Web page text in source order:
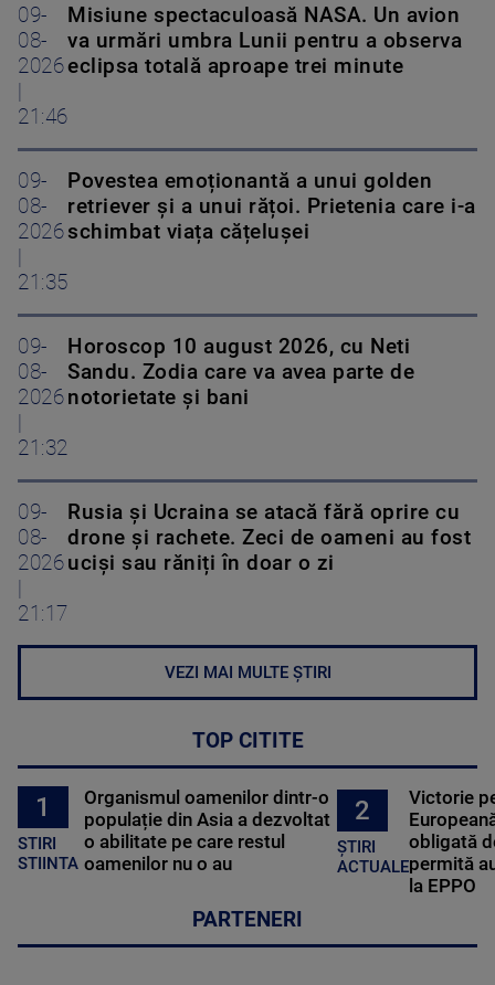
09-
08-
2026
21:46
Misiune spectaculoasă NASA. Un avion
va urmări umbra Lunii pentru a observa
eclipsa totală aproape trei minute
09-
08-
2026
21:35
Povestea emoționantă a unui golden
retriever și a unui rățoi. Prietenia care i-a
schimbat viața cățelușei
09-
08-
2026
21:32
Horoscop 10 august 2026, cu Neti
Sandu. Zodia care va avea parte de
notorietate și bani
09-
08-
2026
21:17
Rusia și Ucraina se atacă fără oprire cu
drone și rachete. Zeci de oameni au fost
uciși sau răniți în doar o zi
VEZI MAI MULTE ȘTIRI
TOP CITITE
1
STIRI
STIINTA
Organismul oamenilor dintr-o
populație din Asia a dezvoltat
o abilitate pe care restul
oamenilor nu o au
2
ȘTIRI
ACTUALE
Victorie
obligată
permită
la EPPO
PARTENERI